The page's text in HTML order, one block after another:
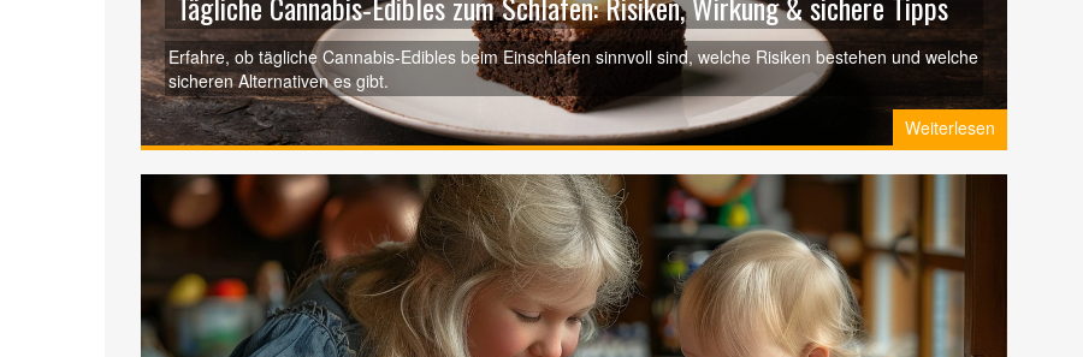
Erfahre, ob tägliche Cannabis‑Edibles beim Einschlafen sinnvoll sind, welche Risiken bestehen und welche
sicheren Alternativen es gibt.
Weiterlesen